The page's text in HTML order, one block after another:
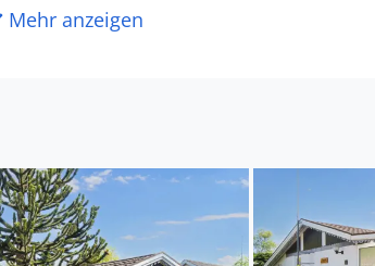
Mehr anzeigen